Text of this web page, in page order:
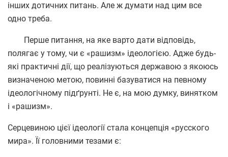
інших дотичних питань. Але ж думати над цим все
одно треба.
Перше питання, на яке варто дати відповідь,
полягає у тому, чи є «рашизм» ідеологією. Адже будь-
які практичні дії, що реалізуються державою з якоюсь
визначеною метою, повинні базуватися на певному
ідеологічному підґрунті. Не є, на мою думку, винятком
і «рашизм».
Серцевиною цієї ідеології стала концепція «русского
мира». Її головними тезами є: